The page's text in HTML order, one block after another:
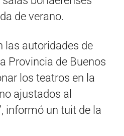
de verano.
las autoridades de
Provincia de Buenos
los teatros en la
ajustados al
informó un tuit de la